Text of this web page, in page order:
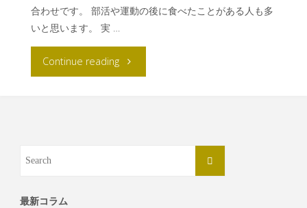
合わせです。 部活や運動の後に食べたことがある人も多
いと思います。 実 …
Continue reading
最新コラム